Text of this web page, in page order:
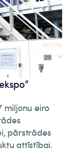
miljonu eiro
pārstrādes
attīstībai.